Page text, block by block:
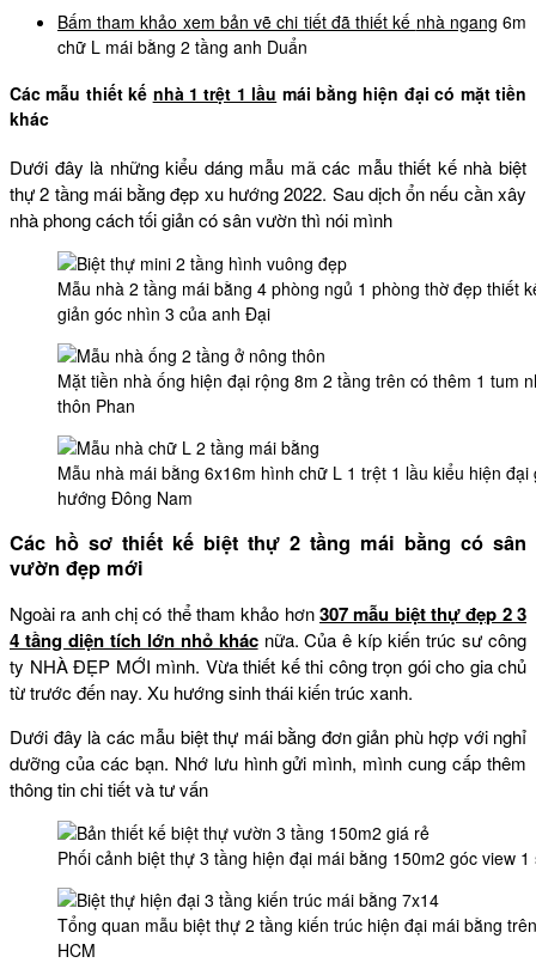
Bấm tham khảo xem bản vẽ chi tiết đã thiết kế nhà ngang 6m
chữ L mái bằng 2 tầng anh Duẩn
Các mẫu thiết kế nhà 1 trệt 1 lầu mái bằng hiện đại có mặt tiền
khác
Dưới đây là những kiểu dáng mẫu mã các mẫu thiết kế nhà biệt
thự 2 tầng mái bằng đẹp xu hướng 2022. Sau dịch ổn nếu cần xây
nhà phong cách tối giản có sân vườn thì nói mình
Mẫu nhà 2 tầng mái bằng 4 phòng ngủ 1 phòng thờ đẹp thiết
giản góc nhìn 3 của anh Đại
Mặt tiền nhà ống hiện đại rộng 8m 2 tầng trên có thêm 1 tum
thôn Phan
Mẫu nhà mái bằng 6x16m hình chữ L 1 trệt 1 lầu kiểu hiện đại
hướng Đông Nam
Các hồ sơ thiết kế biệt thự 2 tầng mái bằng có sân
vườn đẹp mới
Ngoài ra anh chị có thể tham khảo hơn307 mẫu biệt thự đẹp 2 3
4 tầng diện tích lớn nhỏ khácnữa. Của ê kíp kiến trúc sư công
ty NHÀ ĐẸP MỚI mình. Vừa thiết kế thi công trọn gói cho gia chủ
từ trước đến nay. Xu hướng sinh thái kiến trúc xanh.
Dưới đây là các mẫu biệt thự mái bằng đơn giản phù hợp với nghỉ
dưỡng của các bạn. Nhớ lưu hình gửi mình, mình cung cấp thêm
thông tin chi tiết và tư vấn
Phối cảnh biệt thự 3 tầng hiện đại mái bằng 150m2 góc view
Tổng quan mẫu biệt thự 2 tầng kiến trúc hiện đại mái bằng
HCM